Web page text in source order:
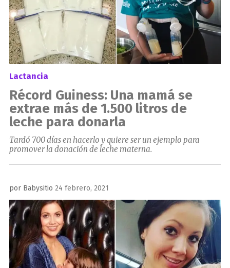
Lactancia
Récord Guiness: Una mamá se
extrae más de 1.500 litros de
leche para donarla
Tardó 700 días en hacerlo y quiere ser un ejemplo para
promover la donación de leche materna.
por Babysitio Publicado
el
24 febrero, 2021